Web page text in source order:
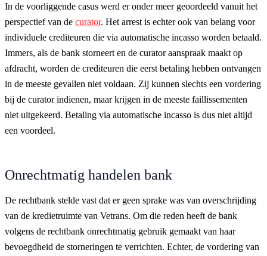
In de voorliggende casus werd er onder meer geoordeeld vanuit het
perspectief van de curator. Het arrest is echter ook van belang voor
individuele crediteuren die via automatische incasso worden betaald.
Immers, als de bank storneert en de curator aanspraak maakt op
afdracht, worden de crediteuren die eerst betaling hebben ontvangen
in de meeste gevallen niet voldaan. Zij kunnen slechts een vordering
bij de curator indienen, maar krijgen in de meeste faillissementen
niet uitgekeerd. Betaling via automatische incasso is dus niet altijd
een voordeel.
Onrechtmatig handelen bank
De rechtbank stelde vast dat er geen sprake was van overschrijding
van de kredietruimte van Vetrans. Om die reden heeft de bank
volgens de rechtbank onrechtmatig gebruik gemaakt van haar
bevoegdheid de storneringen te verrichten. Echter, de vordering van